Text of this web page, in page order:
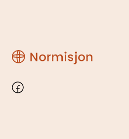
Region
Rogaland
Facebook